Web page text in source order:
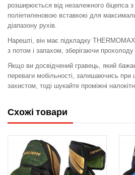
розширюється від незалежного біцепса
поліетиленовою вставкою для
діапазону рухів.
Нарешті, він має підкладку
з потом і запахом, зберігаючи прохолоду
Якщо ви досвідчений гравець, який
переваги мобільності, залишаючись
захистом, тоді шукайте проміжні
Схожі товари